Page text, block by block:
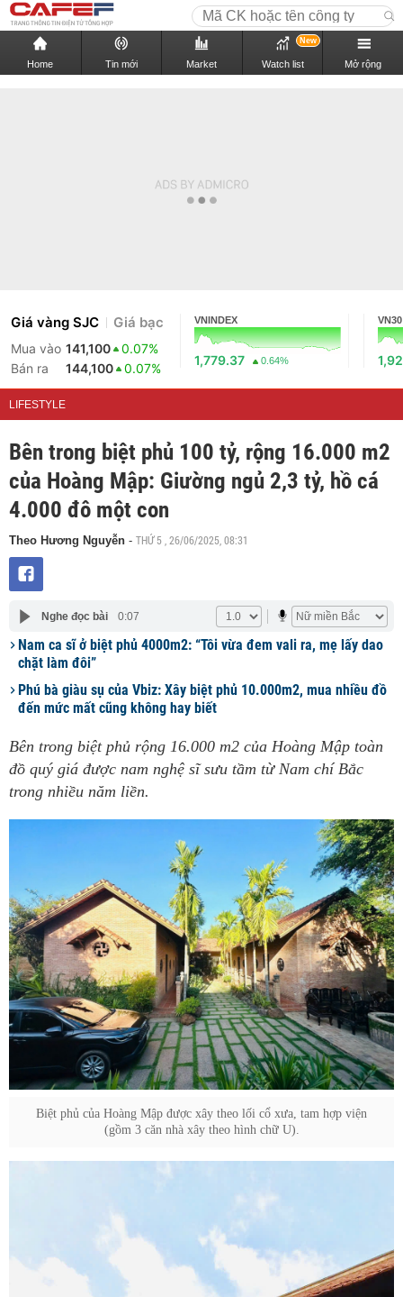
Home Tin mới Market Watch list
New
Mở rộng
Giá vàng SJC Giá bạc
Mua vào 141,100
0.07%
Bán ra
144,100 0.07%
VNINDEX
1,779.37 0.64%
VN30
LIFESTYLE
Bên trong biệt phủ 100 tỷ, rộng 16.000 m2
của Hoàng Mập: Giường ngủ 2,3 tỷ, hồ cá
4.000 đô một con
Theo Hương Nguyễn - THỨ 5 , 26/06/2025, 08:31
Nghe đọc bài 0:07
Nam ca sĩ ở biệt phủ 4000m2: “Tôi vừa đem vali ra, mẹ lấy dao
chặt làm đôi”
Phú bà giàu sụ của Vbiz: Xây biệt phủ 10.000m2, mua nhiều đồ
đến mức mất cũng không hay biết
Bên trong biệt phủ rộng 16.000 m2 của Hoàng Mập toàn
đồ quý giá được nam nghệ sĩ sưu tầm từ Nam chí Bắc
trong nhiều năm liền.
Biệt phủ của Hoàng Mập được xây theo lối cổ xưa, tam hợp viện
(gồm 3 căn nhà xây theo hình chữ U).